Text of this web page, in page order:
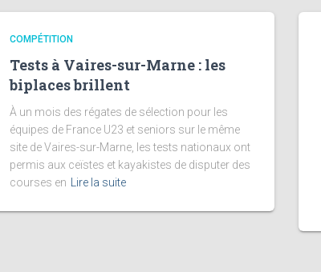
COMPÉTITION
Tests à Vaires-sur-Marne : les
biplaces brillent
À un mois des régates de sélection pour les
équipes de France U23 et seniors sur le même
site de Vaires-sur-Marne, les tests nationaux ont
permis aux ceïstes et kayakistes de disputer des
courses en
Lire la suite